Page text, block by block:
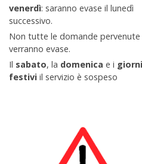
venerdì: saranno evase il lunedì
successivo.
Non tutte le domande pervenute
verranno evase.
Il sabato, la domenica e i giorni
festiviil servizio è sospeso